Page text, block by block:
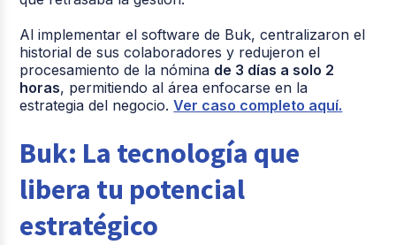
Al implementar el software de Buk, centralizaron el
historial de sus colaboradores y redujeron el
procesamiento de la nómina de 3 días a solo 2
horas, permitiendo al área enfocarse en la
estrategia del negocio.Ver caso completo aquí.
Buk: La tecnología que
libera tu potencial
estratégico